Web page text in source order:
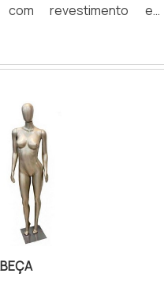
revestimento em
os modelos mais
plástico, a versão
medidas aproximadas de
média de 5mm. O
flocado é fabricado em
material de extrema
DE GRAND.